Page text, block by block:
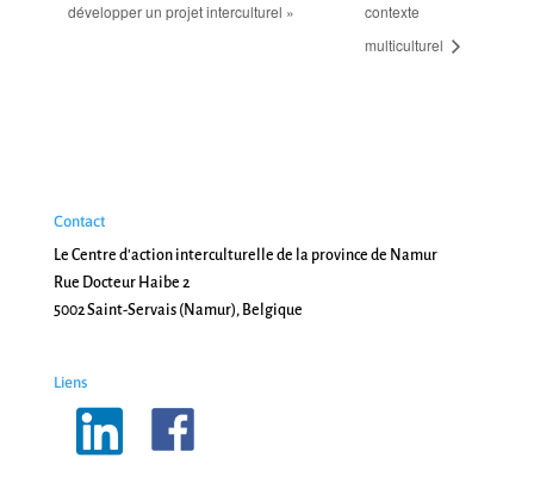
développer un projet interculturel »
contexte
multiculturel
Contact
Le Centre d'action interculturelle de la province de Namur
Rue Docteur Haibe 2
5002 Saint-Servais (Namur), Belgique
Liens